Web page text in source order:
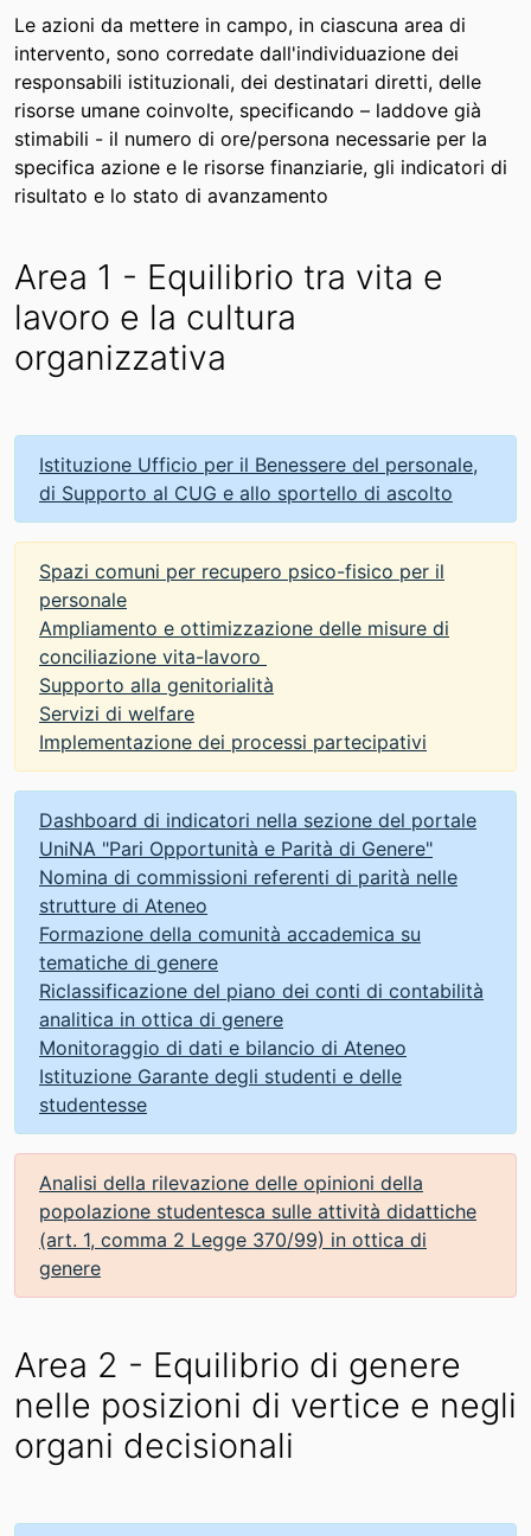
Le azioni da mettere in campo, in ciascuna area di
intervento, sono corredate dall'individuazione dei
responsabili istituzionali, dei destinatari diretti, delle
risorse umane coinvolte, specificando – laddove già
stimabili - il numero di ore/persona necessarie per la
specifica azione e le risorse finanziarie, gli indicatori di
risultato e lo stato di avanzamento
Area 1 - Equilibrio tra vita e
lavoro e la cultura
organizzativa
Istituzione Ufficio per il Benessere del personale,
di Supporto al CUG e allo sportello di ascolto
Spazi comuni per recupero psico-fisico per il
personale
Ampliamento e ottimizzazione delle misure di
conciliazione vita-lavoro
Supporto alla genitorialità
Servizi di welfare
Implementazione dei processi partecipativi
Dashboard di indicatori nella sezione del portale
UniNA "Pari Opportunità e Parità di Genere"
Nomina di commissioni referenti di parità nelle
strutture di Ateneo
Formazione della comunità accademica su
tematiche di genere
Riclassificazione del piano dei conti di contabilità
analitica in ottica di genere
Monitoraggio di dati e bilancio di Ateneo
Istituzione Garante degli studenti e delle
studentesse
Analisi della rilevazione delle opinioni della
popolazione studentesca sulle attività didattiche
(art. 1, comma 2 Legge 370/99) in ottica di
genere
Area 2 - Equilibrio di genere
nelle posizioni di vertice e negli
organi decisionali